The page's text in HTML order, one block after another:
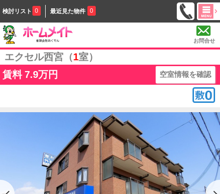
検討リスト 0 最近見た物件 0
お問合せ
エクセル西宮（1室）
賃料 7.9万円 空室情報を確認